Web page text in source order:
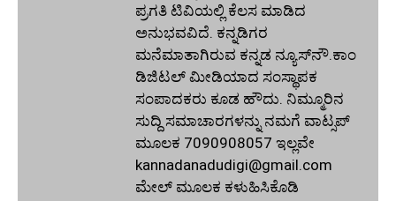
ಪ್ರಗತಿ ಟಿವಿಯಲ್ಲಿ ಕೆಲಸ ಮಾಡಿದ
ಅನುಭವವಿದೆ. ಕನ್ನಡಿಗರ
ಮನೆಮಾತಾಗಿರುವ ಕನ್ನಡ ನ್ಯೂಸ್‌ನೌ.ಕಾಂ
ಡಿಜಿಟಲ್‌ ಮೀಡಿಯಾದ ಸಂಸ್ಥಾಪಕ
ಸಂಪಾದಕರು ಕೂಡ ಹೌದು. ನಿಮ್ಮೂರಿನ
ಸುದ್ದಿ ಸಮಾಚಾರಗಳನ್ನು ನಮಗೆ ವಾಟ್ಸಪ್‌
ಮೂಲಕ 7090908057 ಇಲ್ಲವೇ
kannadanadudigi@gmail.com
ಮೇಲ್‌ ಮೂಲಕ ಕಳುಹಿಸಿಕೊಡಿ